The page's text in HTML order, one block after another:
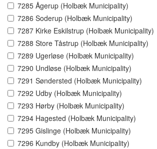
7285 Ågerup (Holbæk Municipality)
7286 Soderup (Holbæk Municipality)
7287 Kirke Eskilstrup (Holbæk Municipality)
7288 Store Tåstrup (Holbæk Municipality)
7289 Ugerløse (Holbæk Municipality)
7290 Undløse (Holbæk Municipality)
7291 Søndersted (Holbæk Municipality)
7292 Udby (Holbæk Municipality)
7293 Hørby (Holbæk Municipality)
7294 Hagested (Holbæk Municipality)
7295 Gislinge (Holbæk Municipality)
7296 Kundby (Holbæk Municipality)